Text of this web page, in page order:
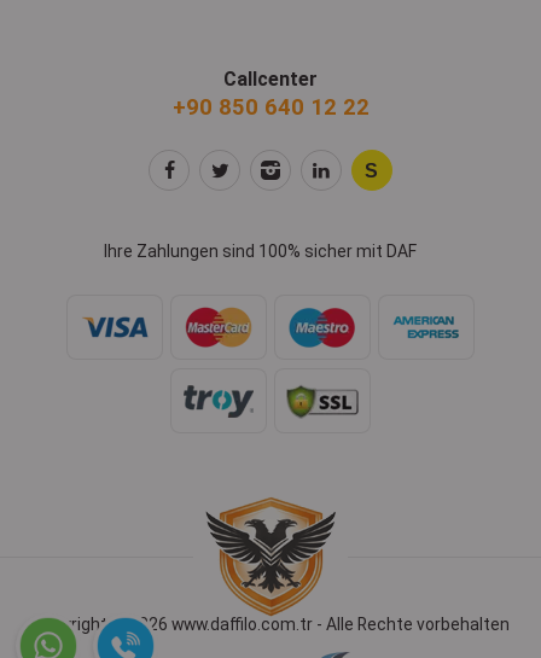
Callcenter
+90 850 640 12 22
Ihre Zahlungen sind 100% sicher mit DAF
Copyright © 2026 www.daffilo.com.tr - Alle Rechte vorbehalten